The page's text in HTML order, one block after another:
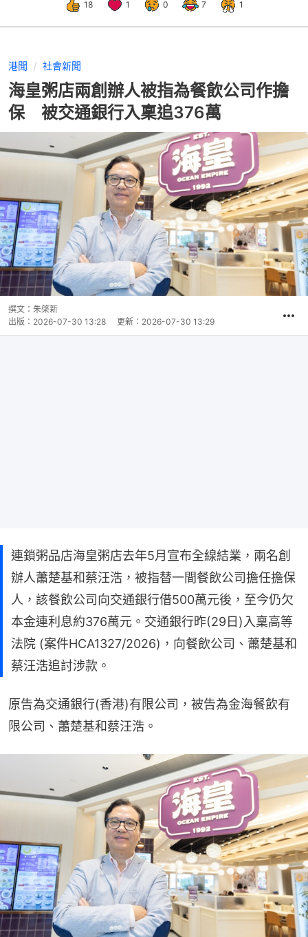
18 1 0 7 1
港聞 社會新聞
海皇粥店兩創辦人被指為餐飲公司作擔
保 被交通銀行入稟追376萬
撰文： 朱棨新
出版： 2026-07-30 13:28 更新： 2026-07-30 13:29
連鎖粥品店海皇粥店去年5月宣布全線結業，兩名創
辦人蕭楚基和蔡汪浩，被指替一間餐飲公司擔任擔保
人，該餐飲公司向交通銀行借500萬元後，至今仍欠
本金連利息約376萬元。交通銀行昨(29日)入稟高等
法院 (案件HCA1327/2026)，向餐飲公司、蕭楚基和
蔡汪浩追討涉款。
原告為交通銀行(香港)有限公司，被告為金海餐飲有
限公司、蕭楚基和蔡汪浩。